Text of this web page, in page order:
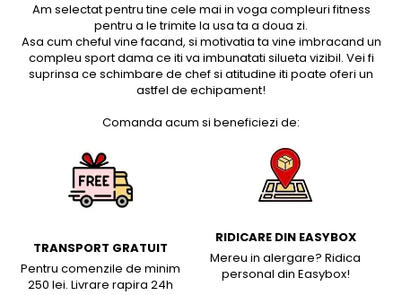
Am selectat pentru tine cele mai in voga compleuri fitness
pentru a le trimite la usa ta a doua zi.
Asa cum cheful vine facand, si motivatia ta vine imbracand un
compleu sport dama ce iti va imbunatati silueta vizibil. Vei fi
suprinsa ce schimbare de chef si atitudine iti poate oferi un
astfel de echipament!
Comanda acum si beneficiezi de:
TRANSPORT GRATUIT
Pentru comenzile de minim
250 lei. Livrare rapira 24h
RIDICARE DIN EASYBOX
Mereu in alergare? Ridica
personal din Easybox!